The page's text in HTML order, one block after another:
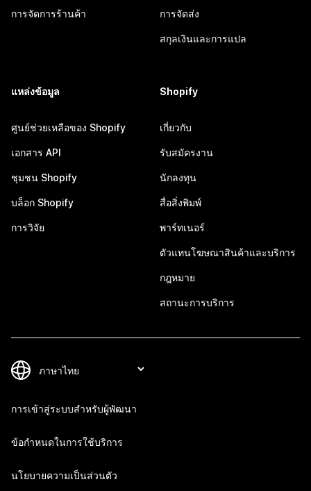
การจัดการร้านค้า การจัดส่ง
สกุลเงินและการแปล
แหล่งข้อมูล
ศูนย์ช่วยเหลือของ Shopify
เอกสาร API
ชุมชน Shopify
บล็อก Shopify
การวิจัย
Shopify
เกี่ยวกับ
รับสมัครงาน
นักลงทุน
สื่อสิ่งพิมพ์
พาร์ทเนอร์
ตัวแทนโฆษณาสินค้าและบริการ
กฎหมาย
สถานะการบริการ
การเข้าสู่ระบบสำหรับผู้พัฒนา
ข้อกำหนดในการใช้บริการ
นโยบายความเป็นส่วนตัว